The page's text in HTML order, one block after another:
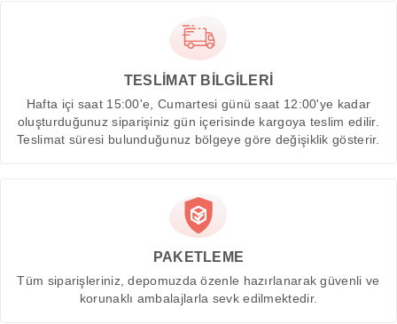
TESLİMAT BİLGİLERİ
Hafta içi saat 15:00'e, Cumartesi günü saat 12:00'ye kadar
oluşturduğunuz siparişiniz gün içerisinde kargoya teslim edilir.
Teslimat süresi bulunduğunuz bölgeye göre değişiklik gösterir.
PAKETLEME
Tüm siparişleriniz, depomuzda özenle hazırlanarak güvenli ve
korunaklı ambalajlarla sevk edilmektedir.